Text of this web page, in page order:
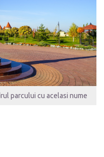
parcului cu acelasi nume